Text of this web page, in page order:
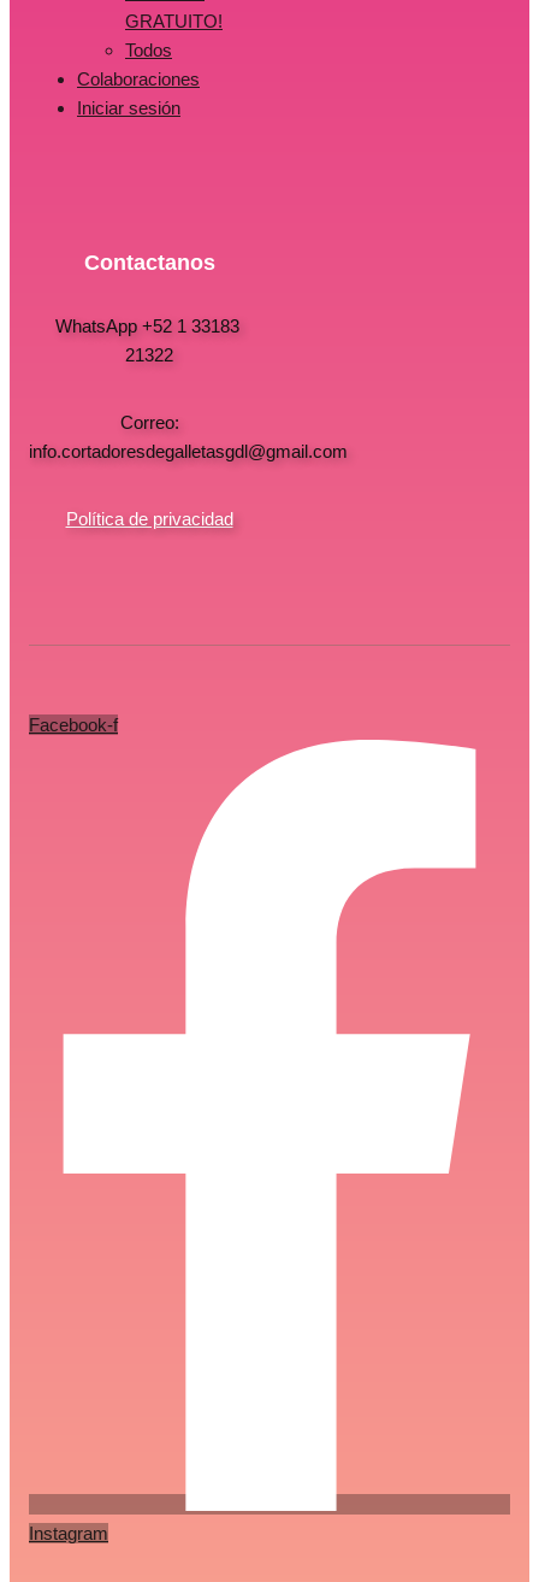
GRATUITO!
Todos
Colaboraciones
Iniciar sesión
Contactanos
WhatsApp +52 1 33183
21322
Correo:
info.cortadoresdegalletasgdl@gmail.com
Política de privacidad
Facebook-f
Instagram